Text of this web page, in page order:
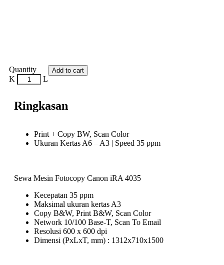
Quantity Add to cart
Ringkasan
Print + Copy BW, Scan Color
Ukuran Kertas A6 – A3 | Speed 35 ppm
Sewa Mesin Fotocopy Canon iRA 4035
Kecepatan 35 ppm
Maksimal ukuran kertas A3
Copy B&W, Print B&W, Scan Color
Network 10/100 Base-T, Scan To Email
Resolusi 600 x 600 dpi
Dimensi (PxLxT, mm) : 1312x710x1500